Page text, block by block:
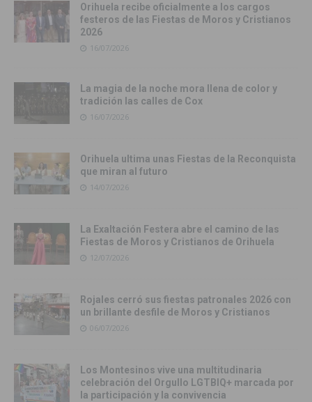
Orihuela recibe oficialmente a los cargos
festeros de las Fiestas de Moros y Cristianos
2026
16/07/2026
La magia de la noche mora llena de color y
tradición las calles de Cox
16/07/2026
Orihuela ultima unas Fiestas de la Reconquista
que miran al futuro
14/07/2026
La Exaltación Festera abre el camino de las
Fiestas de Moros y Cristianos de Orihuela
12/07/2026
Rojales cerró sus fiestas patronales 2026 con
un brillante desfile de Moros y Cristianos
06/07/2026
Los Montesinos vive una multitudinaria
celebración del Orgullo LGTBIQ+ marcada por
la participación y la convivencia